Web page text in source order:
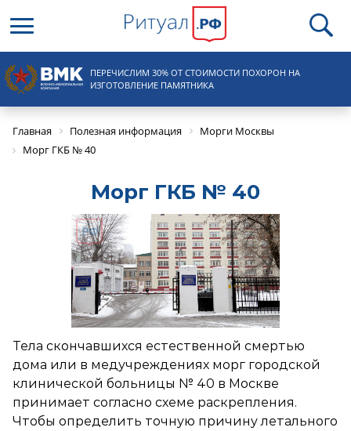
Круглосуточная справочная
8 (495) 100-31-15
ПЕРЕЧИСЛИМ 30% ОТ СТОИМОСТИ ПОХОРОН НА
ИЗГОТОВЛЕНИЕ ПАМЯТНИКА
Главная Полезная информация
Морги Москвы
Морг ГКБ № 40
Морг ГКБ № 40
Тела скончавшихся естественной смертью
дома или в медучреждениях морг городской
клинической больницы № 40 в Москве
принимает согласно схеме раскрепления.
Чтобы определить точную причину летального